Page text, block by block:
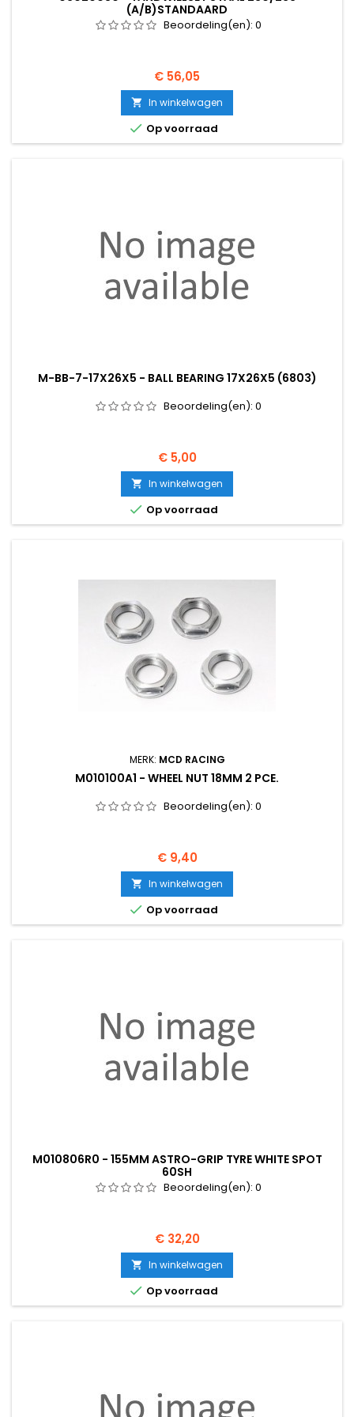
(A/B)STANDAARD
Beoordeling(en): 0
Prijs
€ 56,05
 In winkelwagen
 Op voorraad
M-BB-7-17X26X5 - BALL BEARING 17X26X5 (6803)
Beoordeling(en): 0
Prijs
€ 5,00
 In winkelwagen
 Op voorraad
MERK: MCD RACING
M010100A1 - WHEEL NUT 18MM 2 PCE.
Beoordeling(en): 0
Prijs
€ 9,40
 In winkelwagen
 Op voorraad
M010806R0 - 155MM ASTRO-GRIP TYRE WHITE SPOT
60SH
Beoordeling(en): 0
Prijs
€ 32,20
 In winkelwagen
 Op voorraad